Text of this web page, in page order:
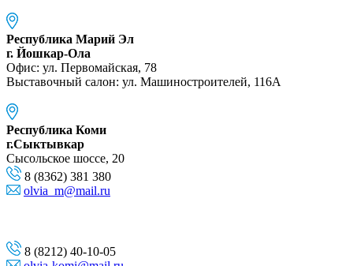
Республика Марий Эл
г. Йошкар-Ола
Офис: ул. Первомайская, 78
Выставочный салон: ул. Машиностроителей, 116A
Республика Коми
г.Сыктывкар
Сысольское шоссе, 20
8 (8362) 381 380
olvia_m@mail.ru
8 (8212) 40-10-05